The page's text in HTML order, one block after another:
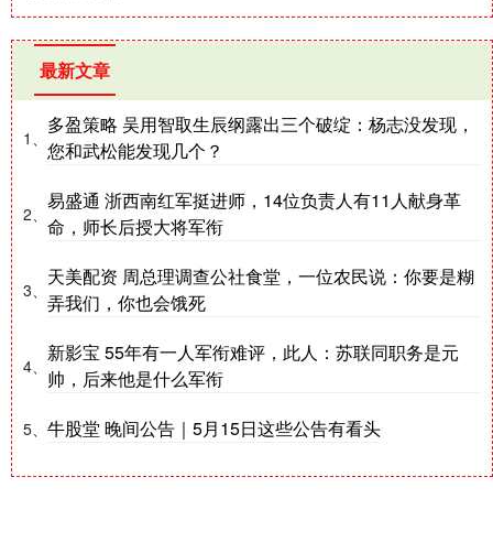
最新文章
1、
多盈策略 吴用智取生辰纲露出三个破绽：杨志没发现，
您和武松能发现几个？
2、
易盛通 浙西南红军挺进师，14位负责人有11人献身革
命，师长后授大将军衔
3、
天美配资 周总理调查公社食堂，一位农民说：你要是糊
弄我们，你也会饿死
4、
新影宝 55年有一人军衔难评，此人：苏联同职务是元
帅，后来他是什么军衔
5、 牛股堂 晚间公告｜5月15日这些公告有看头